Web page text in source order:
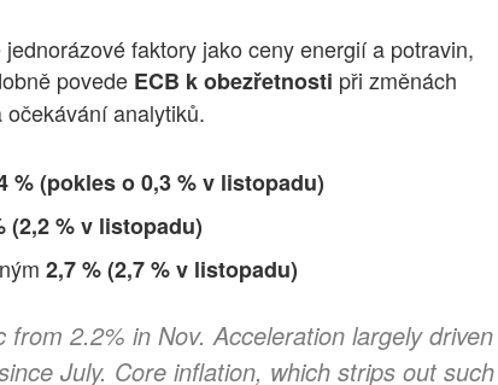
faktory jako ceny energií a potravin,
povede ECB k obezřetnosti při změnách
analytiků.
% (pokles o 0,3 % v listopadu)
(2,2 % v listopadu)
2,7 % (2,7 % v listopadu)
2.2% in Nov. Acceleration largely driven
July. Core inflation, which strips out such